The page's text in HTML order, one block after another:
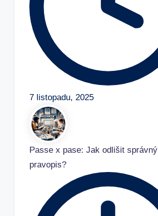
7 listopadu, 2025
Passe x pase: Jak odlišit správný
pravopis?